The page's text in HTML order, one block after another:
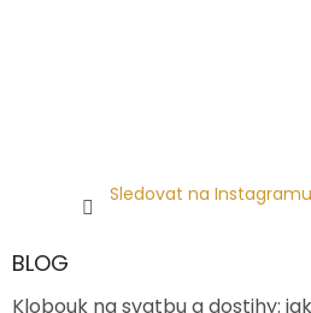
Sledovat na Instagramu
BLOG
Klobouk na svatbu a dostihy: